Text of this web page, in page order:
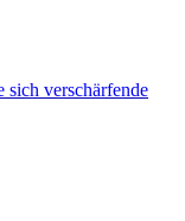
sich verschärfende